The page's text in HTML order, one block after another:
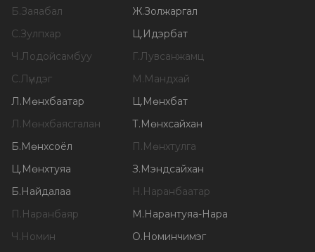
Б.Заяабал Ж.Золжаргал
С.Зулпхар Ц.Идэрбат
Ч.Лодойсамбуу Г.Лувсанжамц
С.Лүндэг М.Мандхай
Л.Мөнхбаатар Ц.Мөнхбат
Л.Мөнхбаясгалан Т.Мөнхсайхан
Б.Мөнхсоёл П.Мөнхтулга
Ц.Мөнхтуяа З.Мэндсайхан
Б.Найдалаа Н.Наранбаатар
П.Наранбаяр М.Нарантуяа-Нара
Ч.Номин О.Номинчимэг